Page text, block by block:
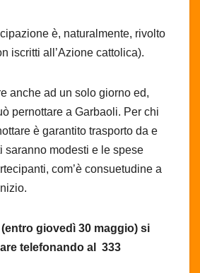
è, naturalmente, rivolto
iscritti all’Azione cattolica).
anche ad un solo giorno ed,
pernottare a Garbaoli. Per chi
è garantito trasporto da e
modesti e le spese
com’è consuetudine a
giovedì 30 maggio) si
telefonando al 333